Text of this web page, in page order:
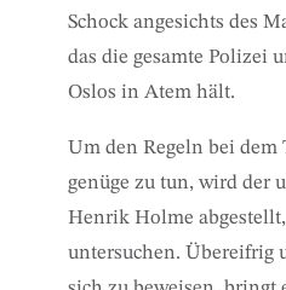
Schock angesichts des
das die gesamte Polizei
Oslos in Atem hält.
Um den Regeln bei dem
genüge zu tun, wird der
Henrik Holme
untersuchen. Übereifrig